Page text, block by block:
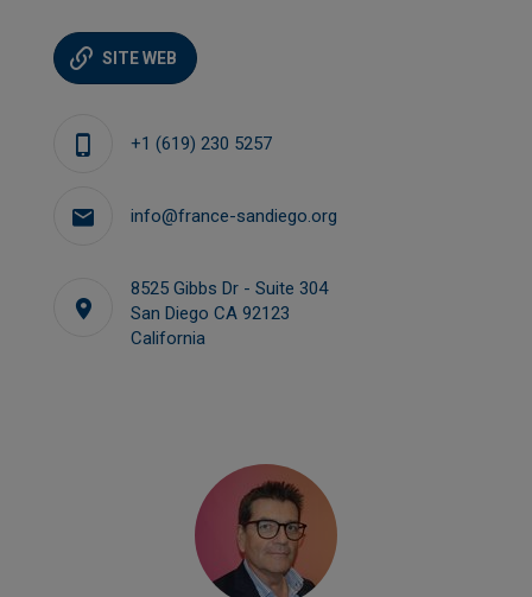
SITE WEB
+1 (619) 230 5257
info@france-sandiego.org
8525 Gibbs Dr - Suite 304
San Diego CA 92123
California